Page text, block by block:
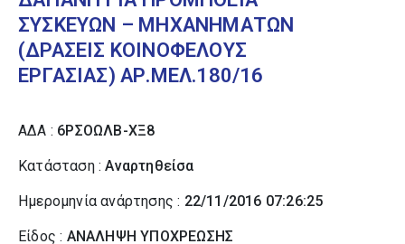
ΣΥΣΚΕΥΩΝ – ΜΗΧΑΝΗΜΑΤΩΝ
(ΔΡΑΣΕΙΣ ΚΟΙΝΟΦΕΛΟΥΣ
ΕΡΓΑΣΙΑΣ) ΑΡ.ΜΕΛ.180/16
ΑΔΑ : 6ΡΣΟΩΛΒ-ΧΞ8
Κατάσταση :Αναρτηθείσα
Ημερομηνία ανάρτησης : 22/11/2016 07:26:25
Είδος : ΑΝΑΛΗΨΗ ΥΠΟΧΡΕΩΣΗΣ